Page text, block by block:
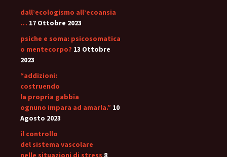
dall’ecologismo all’ecoansia
… 17 Ottobre 2023
psiche e soma: psicosomatica
o mentecorpo? 13 Ottobre
2023
“addizioni:
costruendo
la propria gabbia
ognuno impara ad amarla.” 10
Agosto 2023
il controllo
del sistema vascolare
nelle situazioni di stress 8